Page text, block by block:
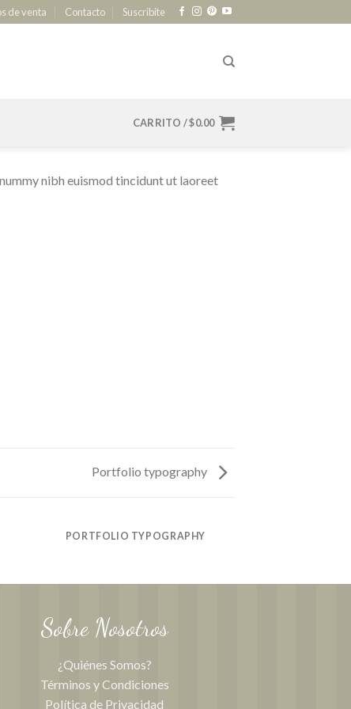
de venta Contacto Suscribite
CARRITO /$0.00
nibh euismod tincidunt ut laoreet
Portfolio typography
PORTFOLIO TYPOGRAPHY
Sobre Nosotros
¿Quiénes Somos?
Términos y Condiciones
Política de Privacidad